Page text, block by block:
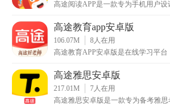
高途阅读APP是一款专为手机用户设
高途教育app安卓版
106.07M 8 人在用
高途教育APP安卓版是在线学习平台
高途雅思安卓版
217.01M 7 人在用
高途雅思安卓版是一款专为备考雅思